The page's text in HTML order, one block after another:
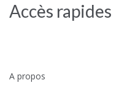
Accès rapides
A propos